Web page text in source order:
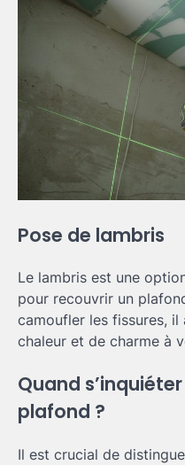
Pose de lambris
Le lambris est une
pour recouvrir un
camoufler les fissures,
chaleur et de charme à
Quand
plafond ?
Il est crucial de